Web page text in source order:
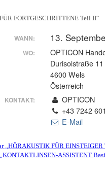
WANN: 13.
WO:
OPTICON
Durisolstraße 11
4600 Wels
Österreich
KONTAKT:
OPTICON
+43 7242
E-Mail
„HÖRAKUSTIK FÜR EINSTEIGER
ASSISTENT